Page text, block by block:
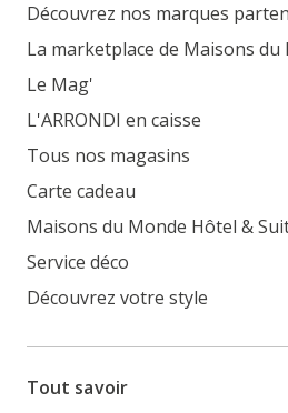
Découvrez nos marques
La marketplace de Maisons du
Le Mag'
L'ARRONDI en caisse
Tous nos magasins
Carte cadeau
Maisons du Monde Hôtel &
Service déco
Découvrez votre style
Tout savoir